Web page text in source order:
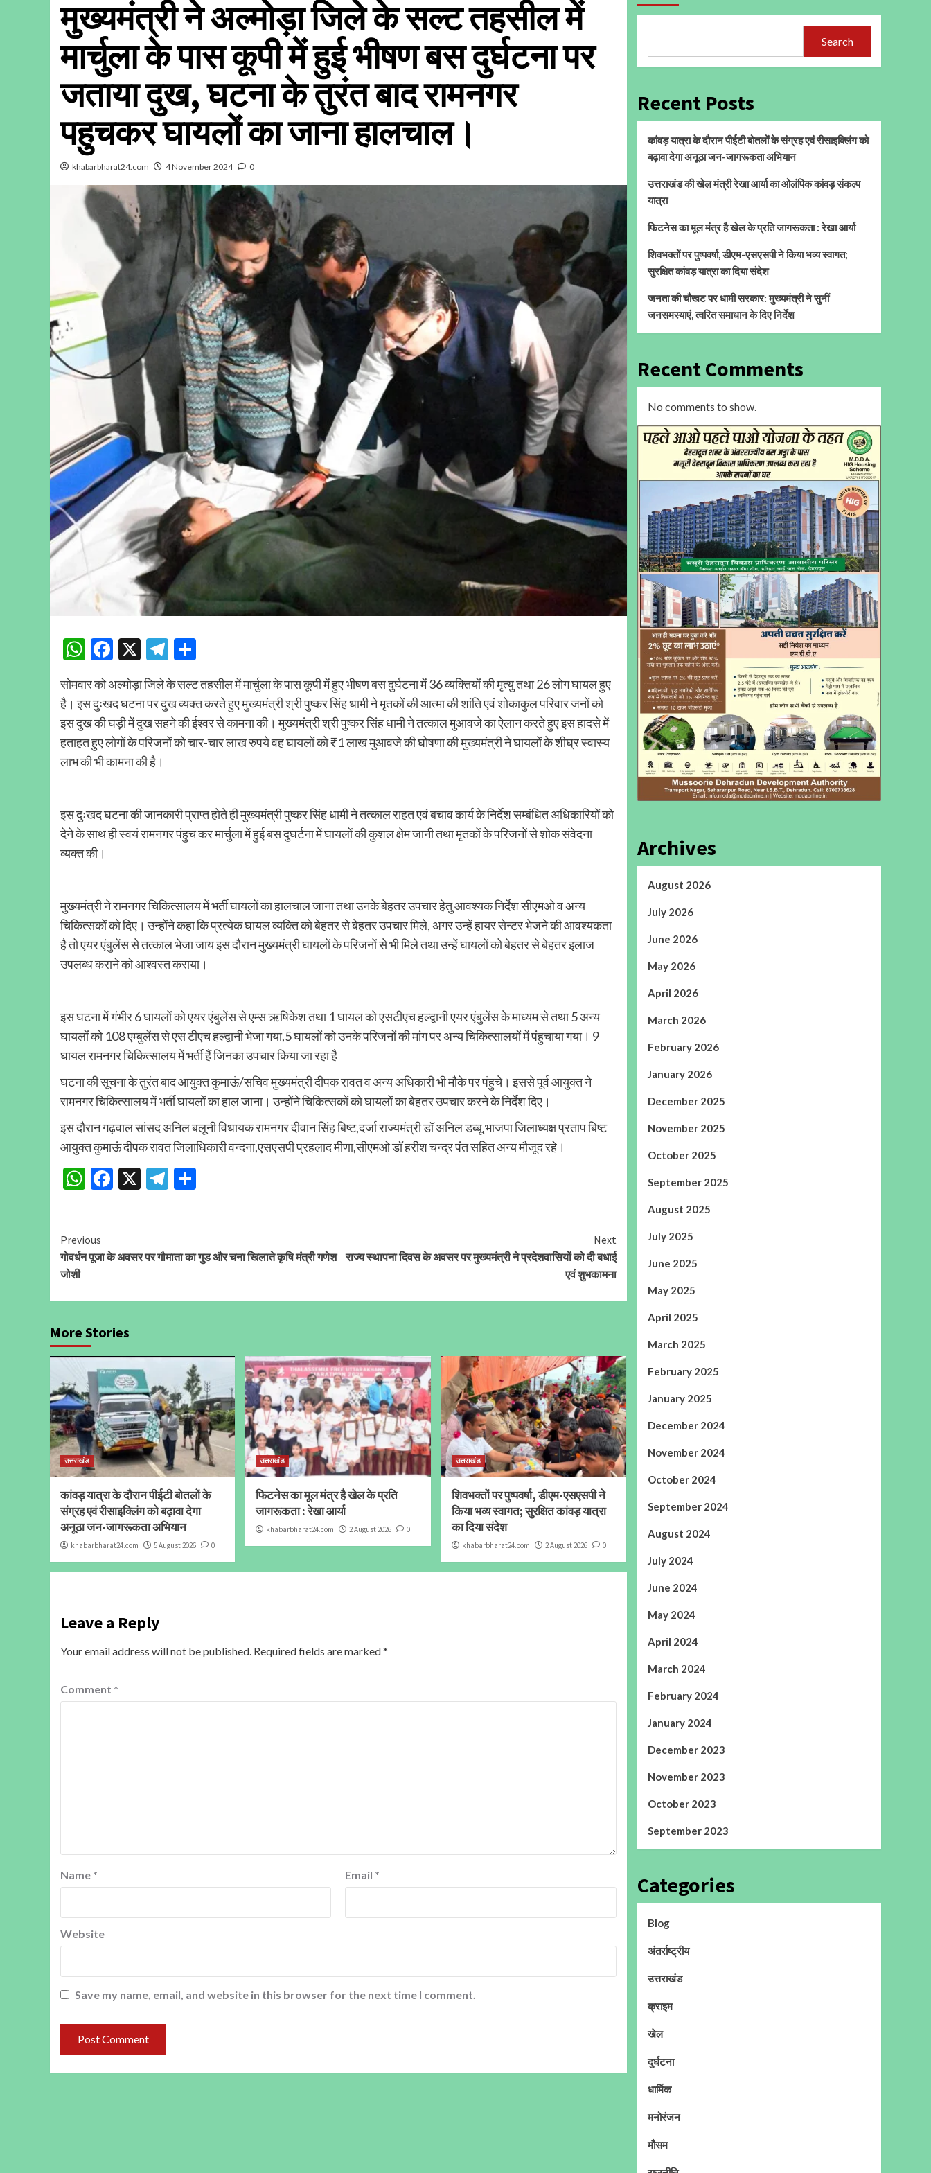
मुख्यमंत्री ने अल्मोड़ा जिले के सल्ट तहसील में
मार्चुला के पास कूपी में हुई भीषण बस दुर्घटना पर
जताया दुख, घटना के तुरंत बाद रामनगर
पहुचकर घायलों का जाना हालचाल।
khabarbharat24.com 4 November 2024 0
WhatsApp
Facebook
X Telegram
सोमवार को अल्मोड़ा जिले के सल्ट तहसील में मार्चुला के पास कूपी में हुए भीषण बस दुर्घटना में 36 व्यक्तियों की मृत्यु तथा 26 लोग घायल हुए
है। इस दुःखद घटना पर दुख व्यक्त करते हुए मुख्यमंत्री श्री पुष्कर सिंह धामी ने मृतकों की आत्मा की शांति एवं शोकाकुल परिवार जनों को
इस दुख की घड़ी में दुख सहने की ईश्वर से कामना की। मुख्यमंत्री श्री पुष्कर सिंह धामी ने तत्काल मुआवजे का ऐलान करते हुए इस हादसे में
हताहत हुए लोगों के परिजनों को चार-चार लाख रुपये वह घायलों को ₹1 लाख मुआवजे की घोषणा की मुख्यमंत्री ने घायलों के शीघ्र स्वास्य
लाभ की भी कामना की है।
इस दुःखद घटना की जानकारी प्राप्त होते ही मुख्यमंत्री पुष्कर सिंह धामी ने तत्काल राहत एवं बचाव कार्य के निर्देश सम्बंधित अधिकारियों को
देने के साथ ही स्वयं रामनगर पंहुच कर मार्चुला में हुई बस दुघर्टना में घायलों की कुशल क्षेम जानी तथा मृतकों के परिजनों से शोक संवेदना
व्यक्त की।
मुख्यमंत्री ने रामनगर चिकित्सालय में भर्ती घायलों का हालचाल जाना तथा उनके बेहतर उपचार हेतु आवश्यक निर्देश सीएमओ व अन्य
चिकित्सकों को दिए। उन्होंने कहा कि प्रत्येक घायल व्यक्ति को बेहतर से बेहतर उपचार मिले, अगर उन्हें हायर सेन्टर भेजने की आवश्यकता
है तो एयर एंबुलेंस से तत्काल भेजा जाय इस दौरान मुख्यमंत्री घायलों के परिजनों से भी मिले तथा उन्हें घायलों को बेहतर से बेहतर इलाज
उपलब्ध कराने को आश्वस्त कराया।
इस घटना में गंभीर 6 घायलों को एयर एंबुलेंस से एम्स ऋषिकेश तथा 1 घायल को एसटीएच हल्द्वानी एयर एंबुलेंस के माध्यम से तथा 5 अन्य
घायलों को 108 एम्बुलेंस से एस टीएच हल्द्वानी भेजा गया,5 घायलों को उनके परिजनों की मांग पर अन्य चिकित्सालयों में पंहुचाया गया। 9
घायल रामनगर चिकित्सालय में भर्ती हैं जिनका उपचार किया जा रहा है
घटना की सूचना के तुरंत बाद आयुक्त कुमाऊं/सचिव मुख्यमंत्री दीपक रावत व अन्य अधिकारी भी मौके पर पंहुचे। इससे पूर्व आयुक्त ने
रामनगर चिकित्सालय में भर्ती घायलों का हाल जाना। उन्होंने चिकित्सकों को घायलों का बेहतर उपचार करने के निर्देश दिए।
इस दौरान गढ़वाल सांसद अनिल बलूनी विधायक रामनगर दीवान सिंह बिष्ट,दर्जा राज्यमंत्री डॉ अनिल डब्बू,भाजपा जिलाध्यक्ष प्रताप बिष्ट
आयुक्त कुमाऊं दीपक रावत जिलाधिकारी वन्दना,एसएसपी प्रहलाद मीणा,सीएमओ डॉ हरीश चन्द्र पंत सहित अन्य मौजूद रहे।
WhatsApp
Facebook
X Telegram
Continue
Reading
Previous
गोवर्धन पूजा के अवसर पर गौमाता का गुड और चना खिलाते कृषि मंत्री गणेश
जोशी
Next
राज्य स्थापना दिवस के अवसर पर मुख्यमंत्री ने प्रदेशवासियों को दी बधाई
एवं शुभकामना
More Stories
उत्तराखंड
कांवड़ यात्रा के दौरान पीईटी बोतलों के
संग्रह एवं रीसाइक्लिंग को बढ़ावा देगा
अनूठा जन-जागरूकता अभियान
khabarbharat24.com 5 August 2026 0
उत्तराखंड
फिटनेस का मूल मंत्र है खेल के प्रति
जागरूकता : रेखा आर्या
khabarbharat24.com 2 August 2026 0
उत्तराखंड
शिवभक्तों पर पुष्पवर्षा, डीएम-एसएसपी ने
किया भव्य स्वागत; सुरक्षित कांवड़ यात्रा
का दिया संदेश
khabarbharat24.com 2 August 2026 0
Leave a Reply
Your email address will not be published. Required fields are marked*
Comment *
Name * Email *
Website
Save my name, email, and website in this browser for the next time I comment.
Search
Recent Posts
कांवड़ यात्रा के दौरान पीईटी बोतलों के संग्रह एवं रीसाइक्लिंग को
बढ़ावा देगा अनूठा जन-जागरूकता अभियान
उत्तराखंड की खेल मंत्री रेखा आर्या का ओलंपिक कांवड़ संकल्प
यात्रा
फिटनेस का मूल मंत्र है खेल के प्रति जागरूकता : रेखा आर्या
शिवभक्तों पर पुष्पवर्षा, डीएम-एसएसपी ने किया भव्य स्वागत;
सुरक्षित कांवड़ यात्रा का दिया संदेश
जनता की चौखट पर धामी सरकार: मुख्यमंत्री ने सुनीं
जनसमस्याएं, त्वरित समाधान के दिए निर्देश
Recent Comments
No comments to show.
Archives
August 2026
July 2026
June 2026
May 2026
April 2026
March 2026
February 2026
January 2026
December 2025
November 2025
October 2025
September 2025
August 2025
July 2025
June 2025
May 2025
April 2025
March 2025
February 2025
January 2025
December 2024
November 2024
October 2024
September 2024
August 2024
July 2024
June 2024
May 2024
April 2024
March 2024
February 2024
January 2024
December 2023
November 2023
October 2023
September 2023
Categories
Blog
अंतर्राष्ट्रीय
उत्तराखंड
क्राइम
खेल
दुर्घटना
धार्मिक
मनोरंजन
मौसम